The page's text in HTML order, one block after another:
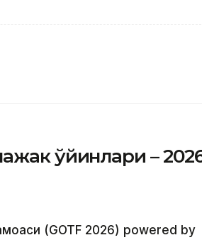
ўйинлари –
(GOTF 2026) powered by